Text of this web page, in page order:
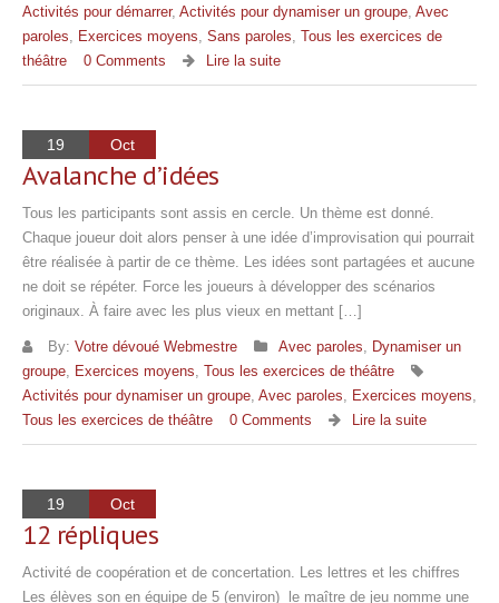
Activités pour démarrer, Activités pour dynamiser un groupe, Avec
paroles, Exercices moyens, Sans paroles, Tous les exercices de
théâtre
0 Comments Lire la suite
19 Oct
Avalanche d’idées
Tous les participants sont assis en cercle. Un thème est donné.
Chaque joueur doit alors penser à une idée d’improvisation qui pourrait
être réalisée à partir de ce thème. Les idées sont partagées et aucune
ne doit se répéter. Force les joueurs à développer des scénarios
originaux. À faire avec les plus vieux en mettant […]
By: Votre dévoué Webmestre Avec paroles, Dynamiser un
groupe, Exercices moyens, Tous les exercices de théâtre
Activités pour dynamiser un groupe, Avec paroles, Exercices moyens,
Tous les exercices de théâtre
0 Comments Lire la suite
19 Oct
12 répliques
Activité de coopération et de concertation. Les lettres et les chiffres
Les élèves son en équipe de 5 (environ) le maître de jeu nomme une